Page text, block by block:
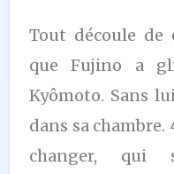
Tout découle
que Fujino a
Kyômoto. Sans
dans sa
changer, qui